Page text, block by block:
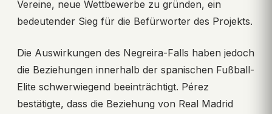
Vereine, neue Wettbewerbe zu gründen, ein
bedeutender Sieg für die Befürworter des Projekts.
Die Auswirkungen des Negreira-Falls haben jedoch
die Beziehungen innerhalb der spanischen Fußball-
Elite schwerwiegend beeinträchtigt. Pérez
bestätigte, dass die Beziehung von Real Madrid